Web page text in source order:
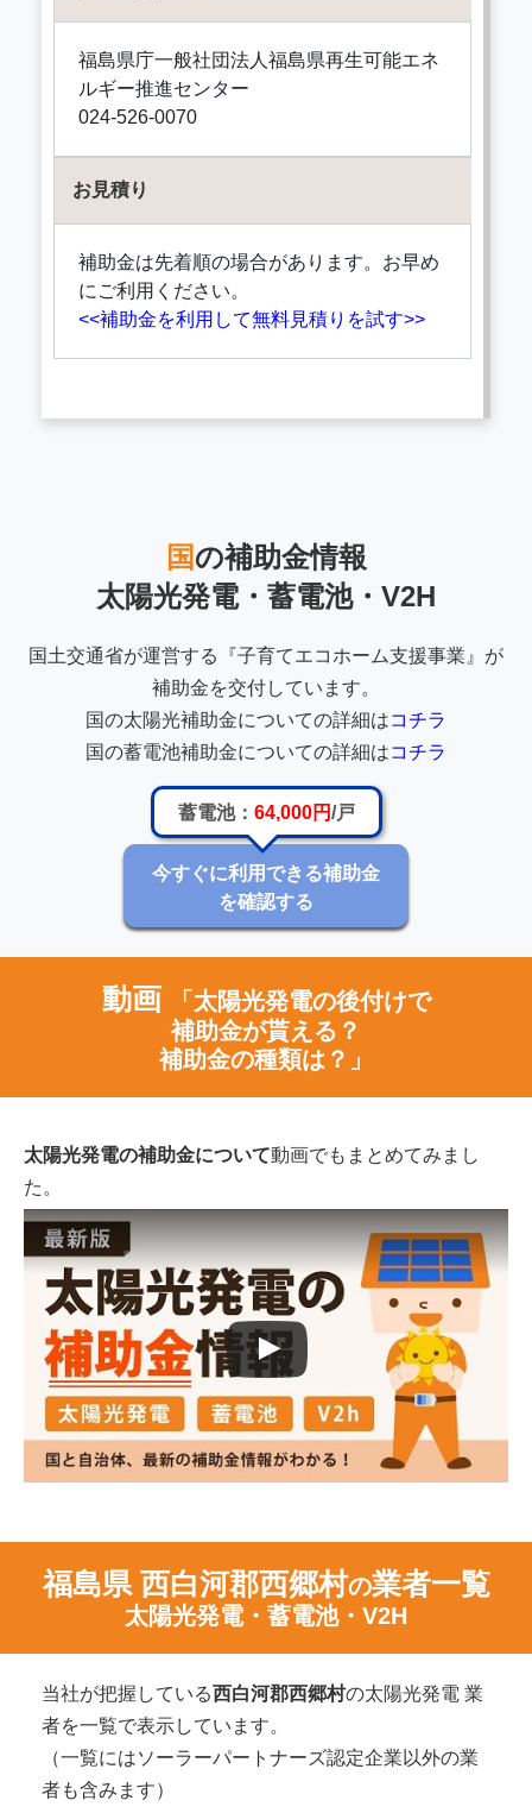
福島県庁一般社団法人福島県再生可能エネ
ルギー推進センター
024-526-0070
お見積り
補助金は先着順の場合があります。お早め
にご利用ください。
<<補助金を利用して無料見積りを試す>>
国の補助金情報
太陽光発電・蓄電池・V2H
国土交通省が運営する『子育てエコホーム支援事業』が
補助金を交付しています。
国の太陽光補助金についての詳細はコチラ
国の蓄電池補助金についての詳細はコチラ
蓄電池： 64,000円/戸
今すぐに利用できる補助金
を確認する
動画
「太陽光発電の後付けで
補助金が貰える？
補助金の種類は？」
太陽光発電の補助金について動画でもまとめてみまし
た。
福島県 西白河郡西郷村の業者一覧
太陽光発電・蓄電池・V2H
当社が把握している西白河郡西郷村の太陽光発電 業
者を一覧で表示しています。
（一覧にはソーラーパートナーズ認定企業以外の業
者も含みます）